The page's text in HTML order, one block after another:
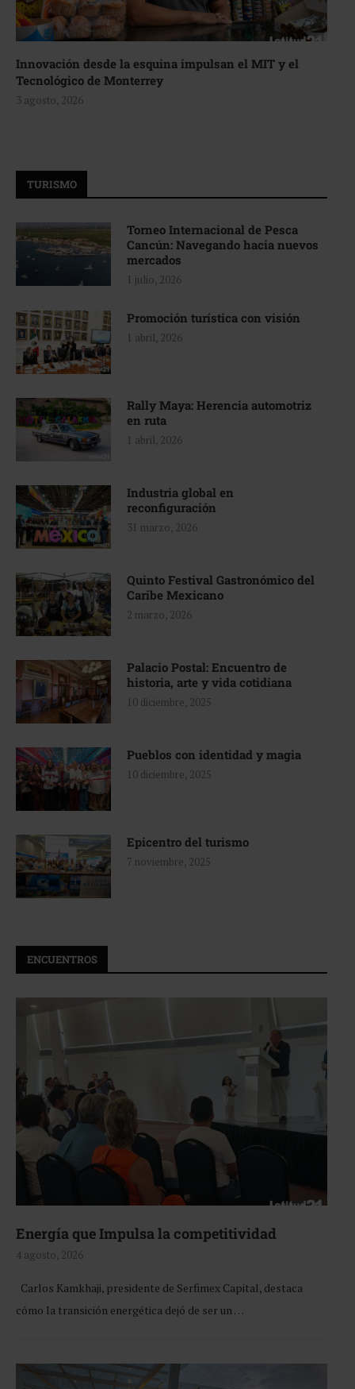
Innovación desde la esquina impulsan el MIT y el
Tecnológico de Monterrey
3 agosto, 2026
TURISMO
Torneo Internacional de Pesca
Cancún: Navegando hacia nuevos
mercados
1 julio, 2026
Promoción turística con visión
1 abril, 2026
Rally Maya: Herencia automotriz
en ruta
1 abril, 2026
Industria global en
reconfiguración
31 marzo, 2026
Quinto Festival Gastronómico del
Caribe Mexicano
2 marzo, 2026
Palacio Postal: Encuentro de
historia, arte y vida cotidiana
10 diciembre, 2025
Pueblos con identidad y magia
10 diciembre, 2025
Epicentro del turismo
7 noviembre, 2025
ENCUENTROS
Energía que Impulsa la competitividad
4 agosto, 2026
Carlos Kamkhaji, presidente de Serfimex Capital, destaca
cómo la transición energética dejó de ser un …